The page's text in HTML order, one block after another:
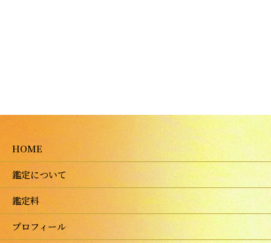
HOME
鑑定について
鑑定料
プロフィール